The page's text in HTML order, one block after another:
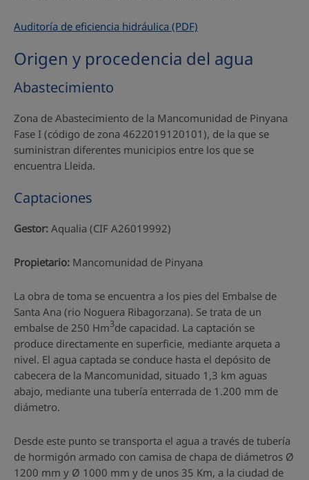
Auditoría de eficiencia hidráulica (PDF)
Origen y procedencia del agua
Abastecimiento
Zona de Abastecimiento de la Mancomunidad de Pinyana
Fase I (código de zona 4622019120101), de la que se
suministran diferentes municipios entre los que se
encuentra Lleida.
Captaciones
Gestor: Aqualia (CIF A26019992)
Propietario: Mancomunidad de Pinyana
La obra de toma se encuentra a los pies del Embalse de
Santa Ana (rio Noguera Ribagorzana). Se trata de un
embalse de 250 Hm3de capacidad. La captación se
produce directamente en superficie, mediante arqueta a
nivel. El agua captada se conduce hasta el depósito de
cabecera de la Mancomunidad, situado 1,3 km aguas
abajo, mediante una tubería enterrada de 1.200 mm de
diámetro.
Desde este punto se transporta el agua a través de tubería
de hormigón armado con camisa de chapa de diámetros Ø
1200 mm y Ø 1000 mm y de unos 35 Km, a la ciudad de